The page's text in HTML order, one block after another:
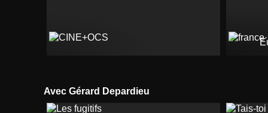
Avec Gérard Depardieu